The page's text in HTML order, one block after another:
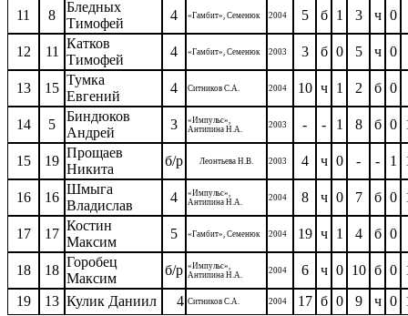
11 8
Бледных
Тимофей
4 «Гамбит», Семенюк 2004 5 б 1 3 ч 0
12 11
Катков
Тимофей
4 «Гамбит», Семенюк 2003 3 б 0 5 ч 0
13 15
Тумка
Евгений
4 Ситников С.А. 2004 10 ч 1 2 б 0
14 5
Биндюков
Андрей
3
«Импульс»,
Антипина Н.А.
2003 - - 1 8 б 0
15 19
Прощаев
Никита
б/р Леонтьева Н.В. 2003 4 ч 0 - - 1
16 16
Шмыга
Владислав
4
«Импульс»,
Антипина Н.А.
2004 8 ч 0 7 б 0
17 17
Костин
Максим
5 «Гамбит», Семенюк 2004 19 ч 1 4 б 0
18 18
Горобец
Максим
б/р «Импульс»,
Антипина Н.А.
2004 6 ч 0 10 б 0
19
13 Кулик Даниил 4 Ситников С.А. 2004 17 б 0 9 ч 0